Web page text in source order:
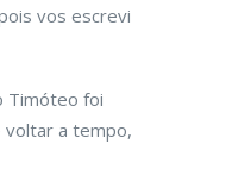
vos escrevi
Timóteo foi
a tempo,